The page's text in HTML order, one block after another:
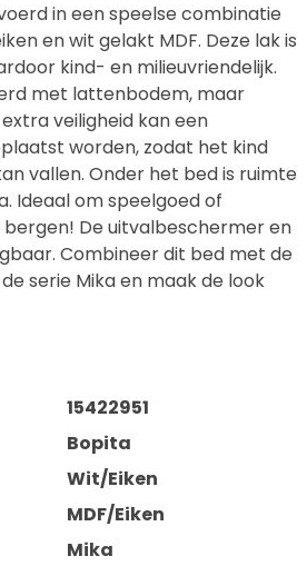
in een speelse combinatie
en wit gelakt MDF. Deze lak is
kind- en milieuvriendelijk.
met lattenbodem, maar
veiligheid kan een
worden, zodat het kind
vallen. Onder het bed is ruimte
Ideaal om speelgoed of
De uitvalbeschermer en
Combineer dit bed met de
serie Mika en maak de look
15422951
Bopita
Wit/Eiken
MDF/Eiken
Mika